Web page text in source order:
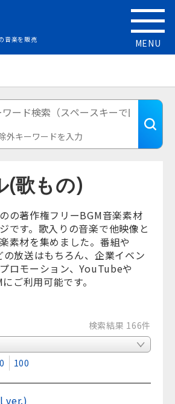
音楽を販売
MENU
(歌もの)
の著作権フリーBGM音楽素材
です。歌入りの音楽で他映像と
素材を集めました。番組や
の放送はもちろん、企業イベン
ロモーション、YouTubeや
ご利用可能です。
検索結果 166件
100
ver.)